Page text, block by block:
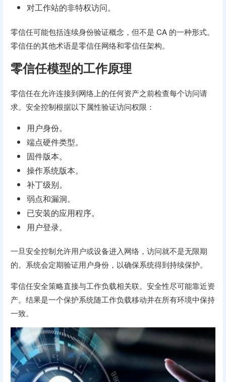
对工作站的非特权访问。
零信任可能包括连续身份验证概念，但不是 CA 的一种形式。
零信任的其他术语是零信任网络和零信任架构。
零信任模型的工作原理
零信任在允许连接到网络上的任何资产之前检查每个访问请
求。安全控制根据以下属性验证访问权限：
用户身份。
端点硬件类型。
固件版本。
操作系统版本。
补丁级别。
弱点和漏洞。
已安装的应用程序。
用户登录。
一旦安全控制允许用户或设备进入网络，访问就不是无限期
的。系统会定期验证用户身份，以确保系统得到持续保护。
零信任安全策略直接与工作负载相关联。安全性尽可能靠近资
产。结果是一个保护系统随工作负载移动并在所有环境中保持
一致。